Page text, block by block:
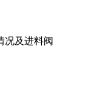
况及进料阀